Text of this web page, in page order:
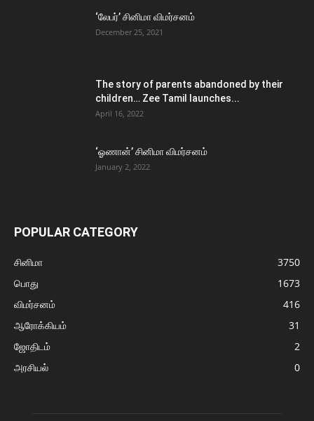
‘லேபர்’ சினிமா விமர்சனம்
December 25, 2021
The story of parents abandoned by their
children… Zee Tamil launches...
April 16, 2022
‘ஓணான்’ சினிமா விமர்சனம்
January 2, 2022
POPULAR CATEGORY
சினிமா
3750
பொது
1673
விமர்சனம்
416
ஆரோக்கியம்
31
ஜோதிடம்
2
அரசியல்
0